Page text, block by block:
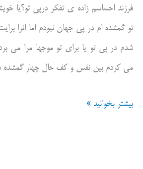
فرزند احساسم زاده ی تفکر درپی تو؟یا
تو گمشده ام در پی جهان نبودم اما انرا
شدم در پی تو یا برای تو موجها مرا
می کردم بین نفس و کف حال چهار گمشده
حال
بیشتر بخوانید »